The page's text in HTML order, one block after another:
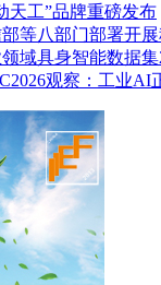
天工”品牌重磅发布
等八部门部署开
域具身智能数据
观察：工业AI